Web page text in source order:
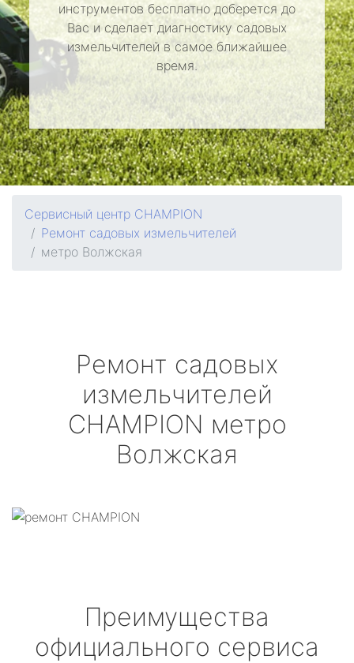
инструментов бесплатно доберется до
Вас и сделает диагностику садовых
измельчителей в самое ближайшее
время.
Сервисный центр CHAMPION
Ремонт садовых измельчителей
метро Волжская
Ремонт садовых
измельчителей
CHAMPION метро
Волжская
Преимущества
официального сервиса